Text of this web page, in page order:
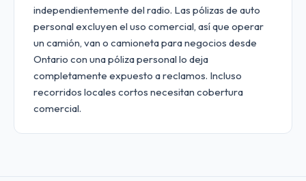
independientemente del radio. Las pólizas de auto
personal excluyen el uso comercial, así que operar
un camión, van o camioneta para negocios desde
Ontario con una póliza personal lo deja
completamente expuesto a reclamos. Incluso
recorridos locales cortos necesitan cobertura
comercial.